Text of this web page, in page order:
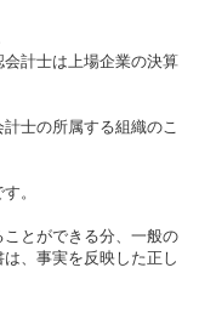
計士は上場企業の決算
士の所属する組織のこ
。
とができる分、一般の
、事実を反映した正し